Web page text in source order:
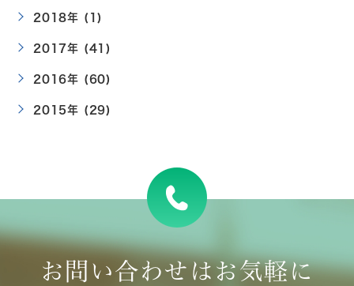
2018年 (1)
2017年 (41)
2016年 (60)
2015年 (29)
お問い合わせはお気軽に